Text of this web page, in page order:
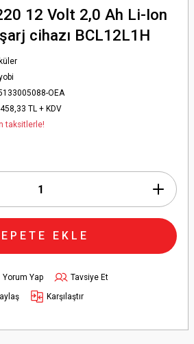
12 Volt 2,0 Ah Li-Ion
cihazı BCL12L1H
OEA
TL + KDV
taksitlerle!
EKLE
Yorum Yap
Tavsiye Et
Karşılaştır